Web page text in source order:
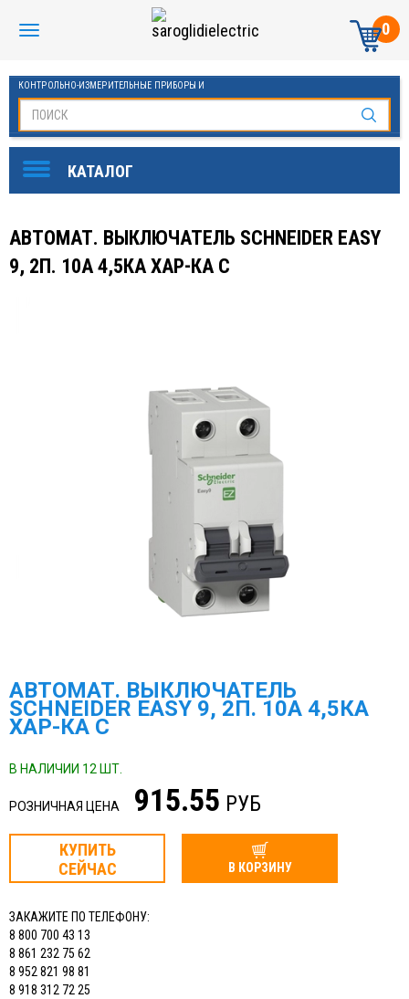
0
КОНТРОЛЬНО-ИЗМЕРИТЕЛЬНЫЕ ПРИБОРЫ И
АВТОМАТ. ВЫКЛЮЧАТЕЛЬ SCHNEIDER EASY
9, 2П. 10А 4,5КА ХАР-КА С
АВТОМАТ. ВЫКЛЮЧАТЕЛЬ
SCHNEIDER EASY 9, 2П. 10А 4,5КА
ХАР-КА С
В НАЛИЧИИ 12 ШТ.
РОЗНИЧНАЯ ЦЕНА 915.55 РУБ
КУПИТЬ
СЕЙЧАС
В КОРЗИНУ
ЗАКАЖИТЕ ПО ТЕЛЕФОНУ:
8 800 700 43 13
8 861 232 75 62
8 952 821 98 81
8 918 312 72 25